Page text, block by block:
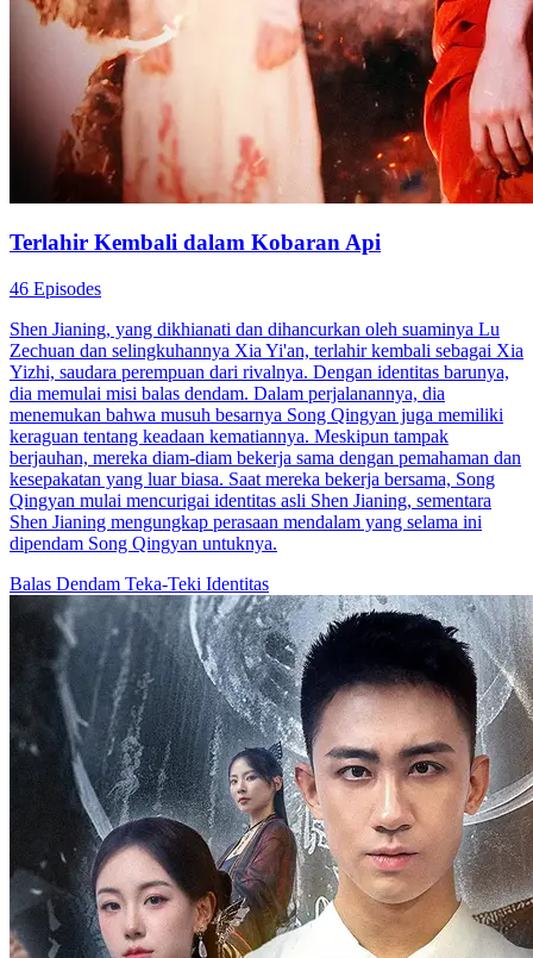
Terlahir Kembali dalam Kobaran Api
46 Episodes
Shen Jianing, yang dikhianati dan dihancurkan oleh suaminya Lu
Zechuan dan selingkuhannya Xia Yi'an, terlahir kembali sebagai Xia
Yizhi, saudara perempuan dari rivalnya. Dengan identitas barunya,
dia memulai misi balas dendam. Dalam perjalanannya, dia
menemukan bahwa musuh besarnya Song Qingyan juga memiliki
keraguan tentang keadaan kematiannya. Meskipun tampak
berjauhan, mereka diam-diam bekerja sama dengan pemahaman dan
kesepakatan yang luar biasa. Saat mereka bekerja bersama, Song
Qingyan mulai mencurigai identitas asli Shen Jianing, sementara
Shen Jianing mengungkap perasaan mendalam yang selama ini
dipendam Song Qingyan untuknya.
Balas Dendam Teka-Teki Identitas